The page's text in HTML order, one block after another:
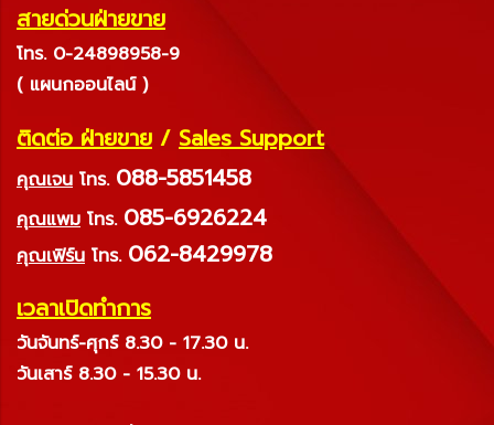
สายด่วนฝ่ายขาย
โทร. 0-24898958-9
( แผนกออนไลน์ )
ติดต่อ ฝ่ายขาย / Sales Support
คุณเจน โทร. 088-5851458
คุณแพม โทร. 085-6926224
คุณเฟิร์น โทร. 062-8429978
เวลาเปิดทำการ
วันจันทร์-ศุกร์ 8.30 - 17.30 น.
วันเสาร์ 8.30 - 15.30 น.